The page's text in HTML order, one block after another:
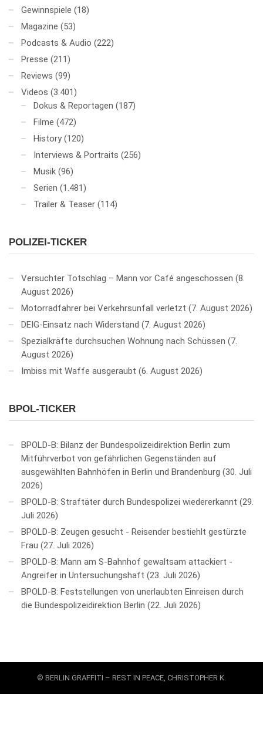
Gewinnspiele (18)
Magazine (53)
Podcasts & Audio (222)
Presse (211)
Reviews (99)
Videos (3.401)
Dokus & Reportagen (187)
Filme (472)
History (120)
Interviews & Portraits (256)
Musik (96)
Serien (1.481)
Trailer & Teaser (114)
POLIZEI-TICKER
Versuchter Totschlag – Mann vor Café angeschossen 8.
August 2026
Motorradfahrer bei Verkehrsunfall verletzt
7. August 2026
DEIG-Einsatz nach Widerstand
7. August 2026
Spezialkräfte durchsuchen Wohnung nach Schüssen
7.
August 2026
Imbiss mit Waffe ausgeraubt 6. August 2026
BPOL-TICKER
BPOLD-B: Bilanz der Bundespolizeidirektion Berlin zum
Mitführverbot von gefährlichen Gegenständen auf
ausgewählten Bahnhöfen in Berlin und Brandenburg 30. Juli
2026
BPOLD-B: Straftäter durch Bundespolizei wiedererkannt 29.
Juli 2026
BPOLD-B: Zeugen gesucht - Reisender bestiehlt gestürzte
Frau 27. Juli 2026
BPOLD-B: Mann am S-Bahnhof gewaltsam attackiert -
Angreifer in Untersuchungshaft 23. Juli 2026
BPOLD-B: Feststellungen von unerlaubten Einreisen durch
die Bundespolizeidirektion Berlin 22. Juli 2026
© BERLIN GRAFFITI – REST IN PEACE, CHRISTOPHER K.